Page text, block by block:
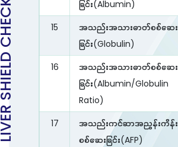
ခြင်း(Albumin)
15
အသည်းအသားဓာတ်စစ်ဆေး
ခြင်း(Globulin)
16
အသည်းအသားဓာတ်စစ်ဆေး
ခြင်း(Albumin/Globulin
Ratio)
17
အသည်းကင်ဆာအညွှန်းကိန်း
စစ်ဆေးခြင်း(AFP)